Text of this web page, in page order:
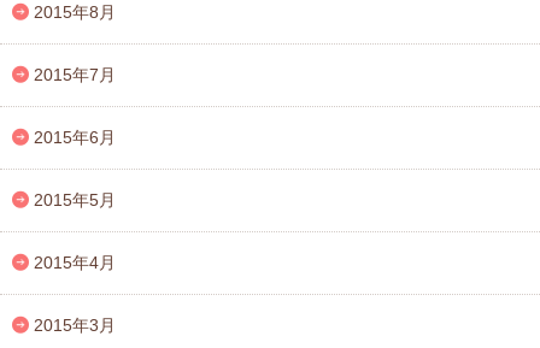
2015年8月
2015年7月
2015年6月
2015年5月
2015年4月
2015年3月